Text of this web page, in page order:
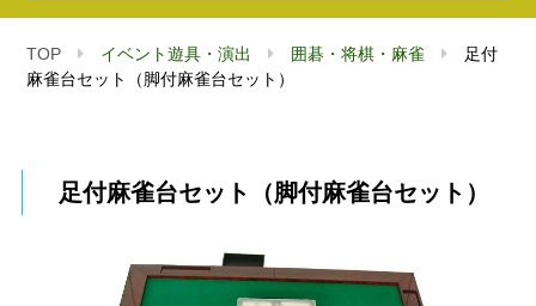
TOP イベント遊具・演出 囲碁・将棋・麻雀
足付
麻雀台セット（脚付麻雀台セット）
足付麻雀台セット（脚付麻雀台セット）